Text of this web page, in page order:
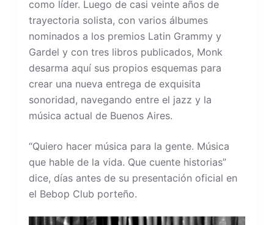
como líder. Luego de casi veinte años de
trayectoria solista, con varios álbumes
nominados a los premios Latin Grammy y
Gardel y con tres libros publicados, Monk
desarma aquí sus propios esquemas para
crear una nueva entrega de exquisita
sonoridad, navegando entre el jazz y la
música actual de Buenos Aires.
“Quiero hacer música para la gente. Música
que hable de la vida. Que cuente historias”
dice, días antes de su presentación oficial en
el Bebop Club porteño.